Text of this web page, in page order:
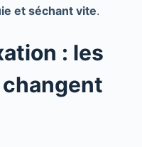
et séchant vite.
: les